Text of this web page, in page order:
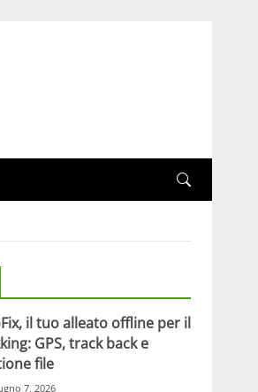
il tuo alleato offline per il
GPS, track back e
file
7, 2026